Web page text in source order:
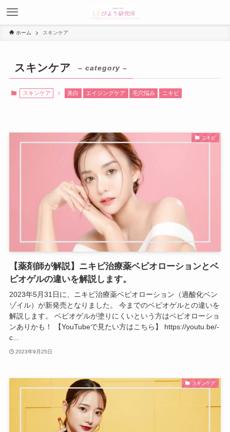
ホーム スキンケア
スキンケア – category –
スキンケア 美白 エイジングケア 毛穴悩み ニキビ
ニキビ
【薬剤師が解説】ニキビ治療薬ベピオローションとベ
ピオゲルの違いを解説します。
2023年5月31日に、ニキビ治療薬ベピオローション（過酸化ベン
ゾイル）が新発売となりました。 今までのベピオゲルとの違いを
解説します。 ベピオゲルが塗りにくいという方はベピオローショ
ンありかも！ 【YouTubeで見たい方はこちら】 https://youtu.be/-
c...
2023年9月25日
スキンケア